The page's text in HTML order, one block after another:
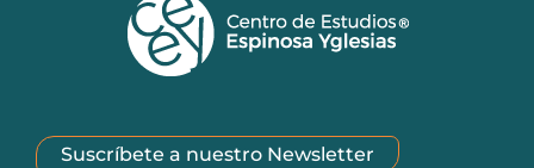
Suscríbete a nuestro Newsletter